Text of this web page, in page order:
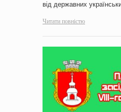
від державних
Читати повністю